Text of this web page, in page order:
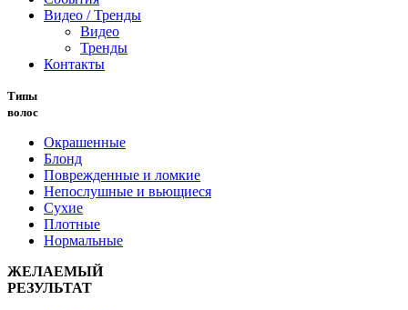
Видео / Тренды
Видео
Тренды
Контакты
Типы
волос
Окрашенные
Блонд
Поврежденные и ломкие
Непослушные и вьющиеся
Сухие
Плотные
Нормальные
ЖЕЛАЕМЫЙ
РЕЗУЛЬТАТ